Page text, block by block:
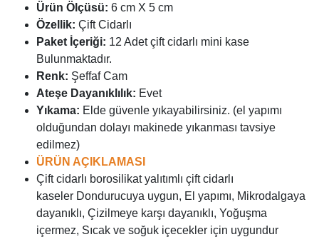
Ürün Ölçüsü: 6 cm X 5 cm
Özellik: Çift Cidarlı
Paket İçeriği: 12 Adet çift cidarlı mini kase
Bulunmaktadır.
Renk: Şeffaf Cam
Ateşe Dayanıklılık: Evet
Yıkama: Elde güvenle yıkayabilirsiniz. (el yapımı
olduğundan dolayı makinede yıkanması tavsiye
edilmez)
ÜRÜN AÇIKLAMASI
Çift cidarlı borosilikat yalıtımlı çift cidarlı
kaseler Dondurucuya uygun, El yapımı, Mikrodalgaya
dayanıklı, Çizilmeye karşı dayanıklı, Yoğuşma
içermez, Sıcak ve soğuk içecekler için uygundur